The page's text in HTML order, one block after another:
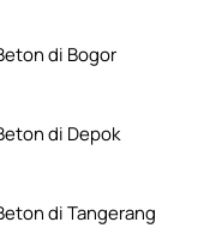
di Bogor
di Depok
di Tangerang